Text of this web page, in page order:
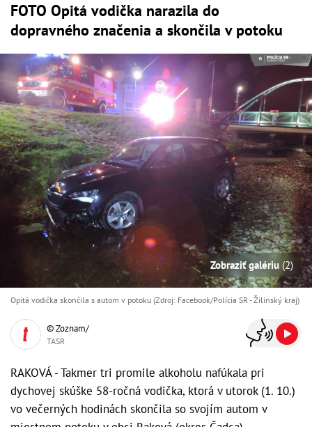
FOTO Opitá vodička narazila do
dopravného značenia a skončila v potoku
Zobraziť galériu (2)
Opitá vodička skončila s autom v potoku (Zdroj: Facebook/Polícia SR - Žilinský kraj)
© Zoznam/
TASR
RAKOVÁ - Takmer tri promile alkoholu nafúkala pri
dychovej skúške 58-ročná vodička, ktorá v utorok (1. 10.)
vo večerných hodinách skončila so svojím autom v